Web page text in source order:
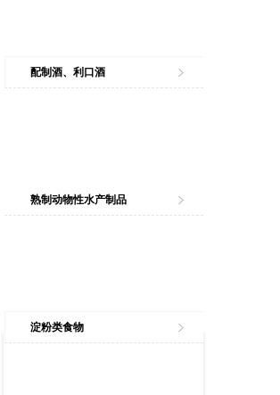
配制酒、利口酒
熟制动物性水产制品
淀粉类食物